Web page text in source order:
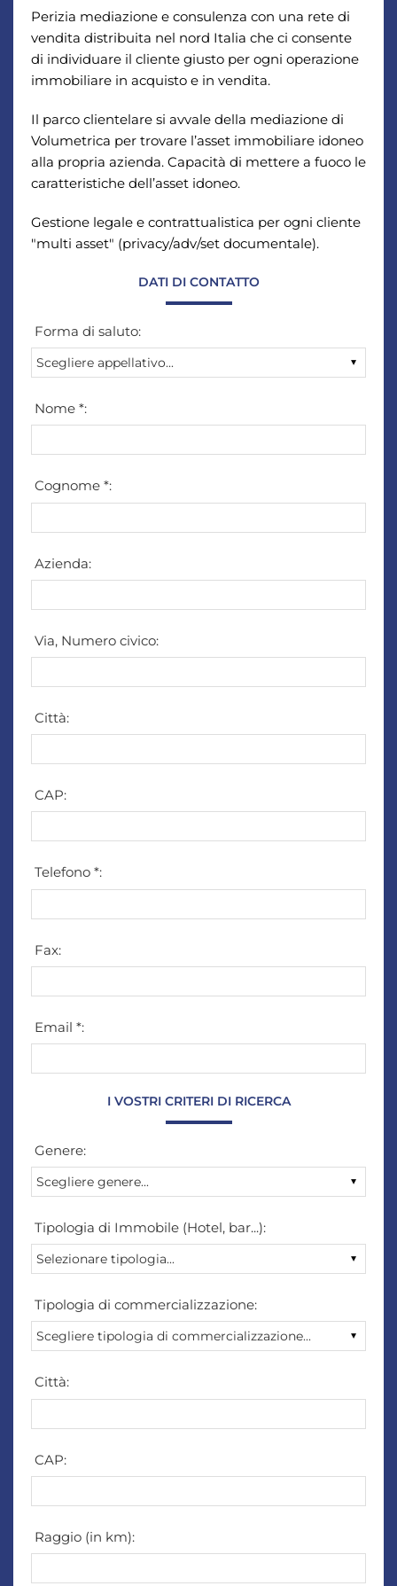
Perizia mediazione e consulenza con una rete di
vendita distribuita nel nord Italia che ci consente
di individuare il cliente giusto per ogni operazione
immobiliare in acquisto e in vendita.
Il parco clientelare si avvale della mediazione di
Volumetrica per trovare l’asset immobiliare idoneo
alla propria azienda. Capacità di mettere a fuoco le
caratteristiche dell’asset idoneo.
Gestione legale e contrattualistica per ogni cliente
"multi asset" (privacy/adv/set documentale).
DATI DI CONTATTO
Forma di saluto:
Nome *:
Cognome *:
Azienda:
Via, Numero civico:
Città:
CAP:
Telefono *:
Fax:
Email *:
I VOSTRI CRITERI DI RICERCA
Genere:
Tipologia di Immobile (Hotel, bar...):
Tipologia di commercializzazione:
Città:
CAP:
Raggio (in km):